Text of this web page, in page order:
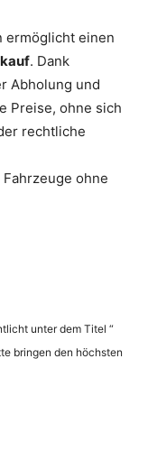
ermöglicht einen
. Dank
Abholung und
Preise, ohne sich
rechtliche
ohne
unter dem Titel “
bringen den höchsten